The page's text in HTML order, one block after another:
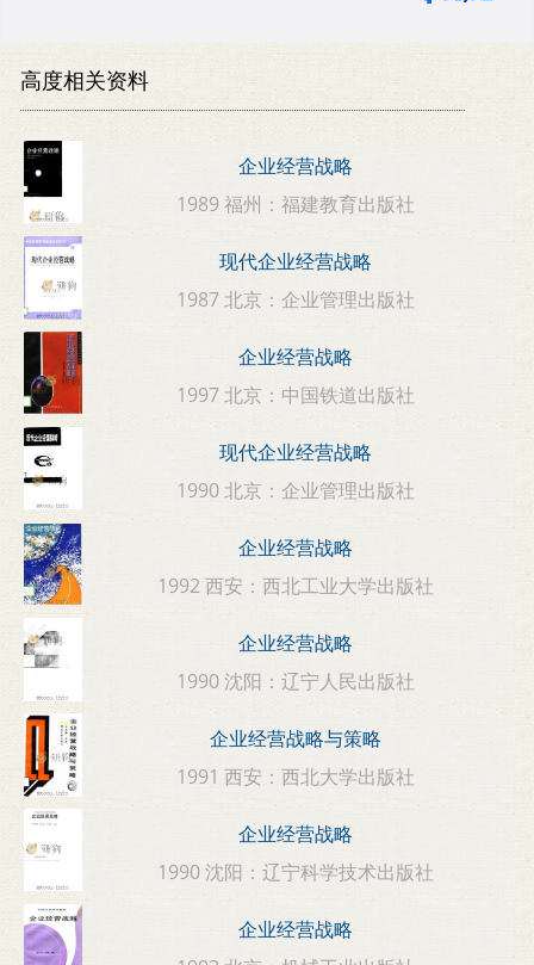
高度相关资料
企业经营战略
1989 福州：福建教育出版社
现代企业经营战略
1987 北京：企业管理出版社
企业经营战略
1997 北京：中国铁道出版社
现代企业经营战略
1990 北京：企业管理出版社
企业经营战略
1992 西安：西北工业大学出版社
企业经营战略
1990 沈阳：辽宁人民出版社
企业经营战略与策略
1991 西安：西北大学出版社
企业经营战略
1990 沈阳：辽宁科学技术出版社
企业经营战略